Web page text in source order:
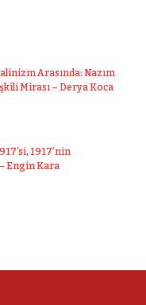
Arasında: Nazım
Mirası – Derya Koca
1917’nin
Engin Kara